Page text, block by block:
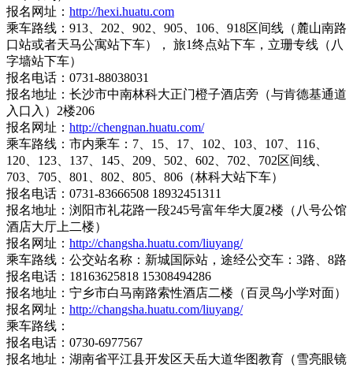
报名网址： http://hexi.huatu.com
乘车路线：913、202、902、905、106、918区间线（麓山南路
口站或者天马公寓站下车）， 旅1终点站下车，立珊专线（八
字墙站下车）
报名电话：0731-88038031
报名地址：长沙市中南林科大正门橙子酒店旁（与肯德基通道
入口入）2楼206
报名网址： http://chengnan.huatu.com/
乘车路线：市内乘车：7、15、17、102、103、107、116、
120、123、137、145、209、502、602、702、702区间线、
703、705、801、802、805、806（林科大站下车）
报名电话：0731-83666508 18932451311
报名地址：浏阳市礼花路一段245号富年华大厦2楼（八号公馆
酒店大厅上二楼）
报名网址： http://changsha.huatu.com/liuyang/
乘车路线：公交站名称：新城国际站，途经公交车：3路、8路
报名电话：18163625818 15308494286
报名地址：宁乡市白马南路索性酒店二楼（百灵鸟小学对面）
报名网址： http://changsha.huatu.com/liuyang/
乘车路线：
报名电话：0730-6977567
报名地址：湖南省平江县开发区天岳大道华图教育（雪亮眼镜